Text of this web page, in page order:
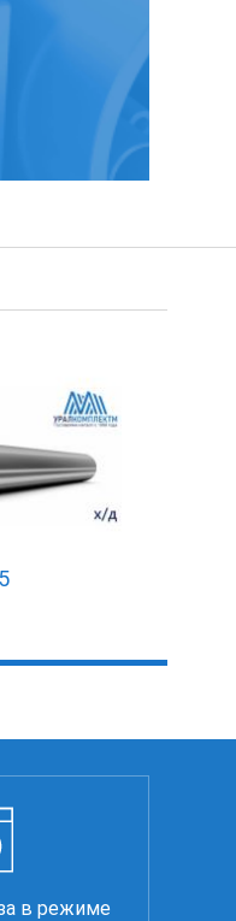
в режиме